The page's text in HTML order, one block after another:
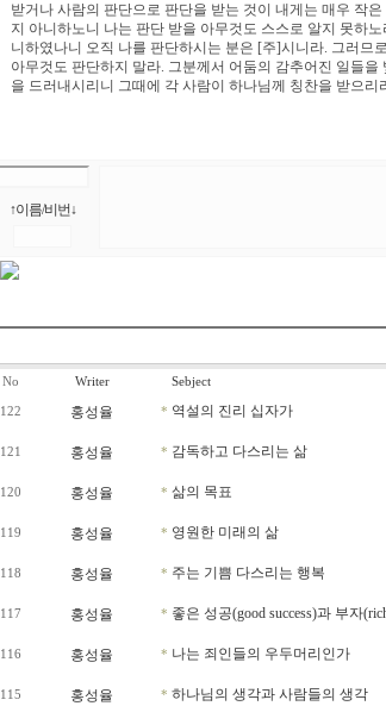
받거나 사람의 판단으로 판단을 받는 것이 내게는 매우 작
지 아니하노니 나는 판단 받을 아무것도 스스로 알지 못하
니하였나니 오직 나를 판단하시는 분은 [주]시니라. 그러므
아무것도 판단하지 말라. 그분께서 어둠의 감추어진 일들
을 드러내시리니 그때에 각 사람이 하나님께 칭찬을 받으리
↑이름/비번↓
No Writer Sebject
122 홍성율 * 역설의 진리 십자가
121 홍성율 * 감독하고 다스리는 삶
120 홍성율 * 삶의 목표
119 홍성율 * 영원한 미래의 삶
118 홍성율 * 주는 기쁨 다스리는 행복
117 홍성율 * 좋은 성공(good success)과 부자
116 홍성율 * 나는 죄인들의 우두머리인가
115 홍성율 * 하나님의 생각과 사람들의 생각